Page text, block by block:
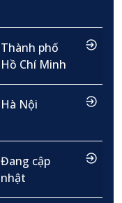
Thành phố
Hồ Chí Minh
…
Hà Nội …
Đang cập
nhật
…